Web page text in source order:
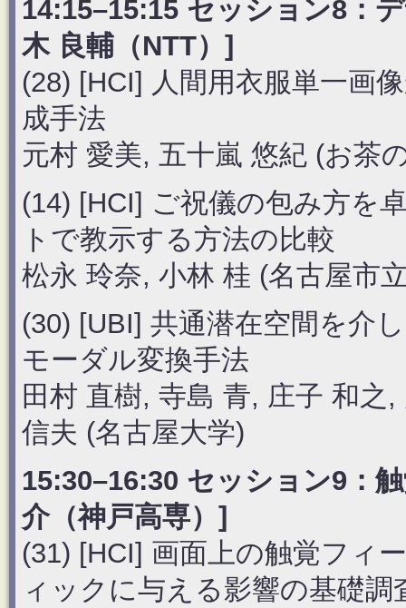
14:15–15:15 セッション8：
木 良輔（NTT）]
(28) [HCI] 人間用衣服単一画
成手法
元村 愛美, 五十嵐 悠紀 (お茶
(14) [HCI] ご祝儀の包み方を
トで教示する方法の比較
松永 玲奈, 小林 桂 (名古屋市
(30) [UBI] 共通潜在空間を介
モーダル変換手法
田村 直樹, 寺島 青, 庄子 和之
信夫 (名古屋大学)
15:30–16:30 セッション9：
介（神戸高専）]
(31) [HCI] 画面上の触覚フィ
ィックに与える影響の基礎調